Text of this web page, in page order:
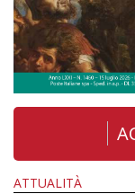
ATTUALITÀ